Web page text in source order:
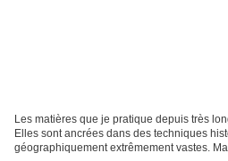
Les matières que je pratique depuis très
Elles sont ancrées dans des techniques
géographiquement extrêmement vastes.